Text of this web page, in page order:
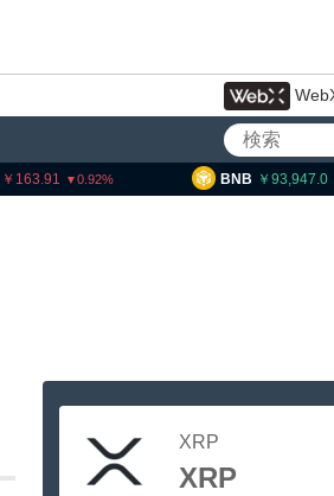
163.91 0.92 BNB 93,947.0
XRP
XRP